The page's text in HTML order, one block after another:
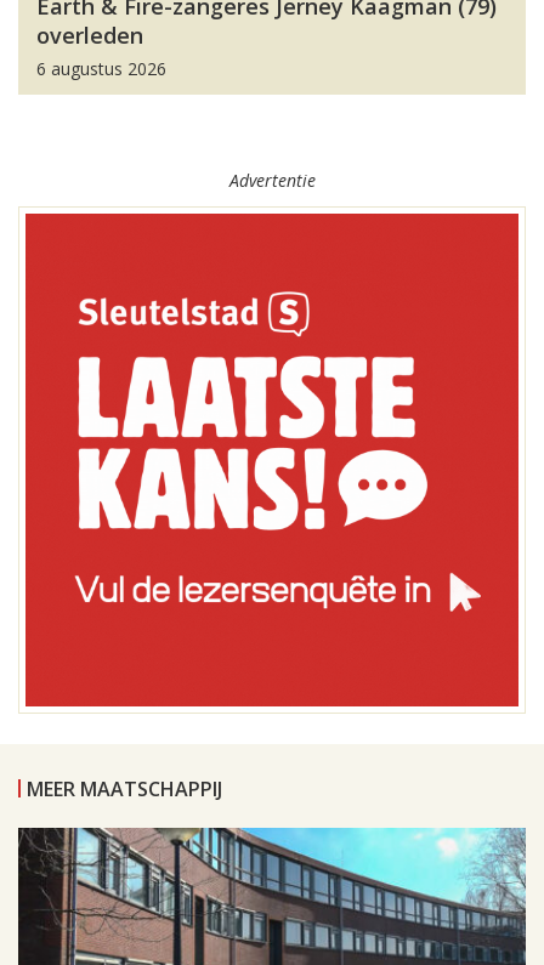
Earth & Fire-zangeres Jerney Kaagman (79)
overleden
6 augustus 2026
Advertentie
MEER MAATSCHAPPIJ